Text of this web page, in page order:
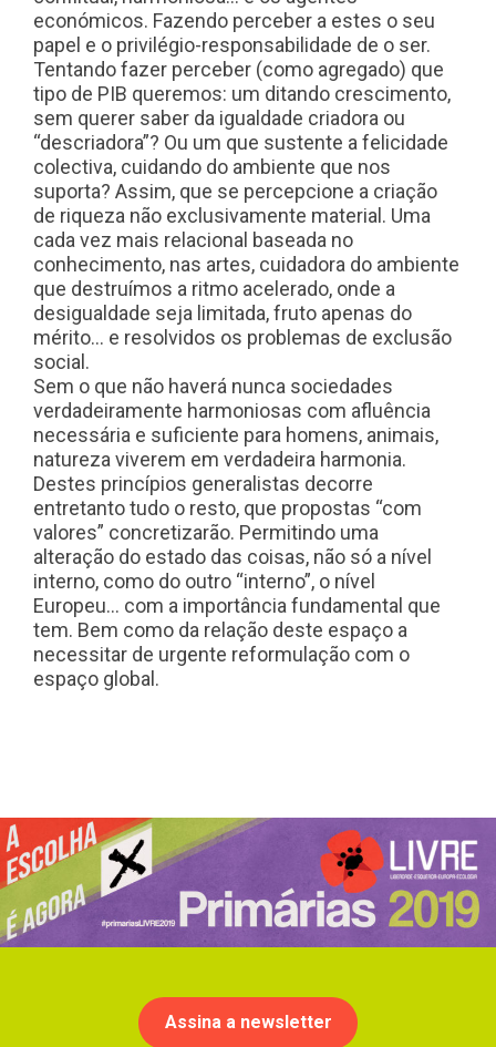
económicos. Fazendo perceber a estes o seu
papel e o privilégio-responsabilidade de o ser.
Tentando fazer perceber (como agregado) que
tipo de PIB queremos: um ditando crescimento,
sem querer saber da igualdade criadora ou
“descriadora”? Ou um que sustente a felicidade
colectiva, cuidando do ambiente que nos
suporta? Assim, que se percepcione a criação
de riqueza não exclusivamente material. Uma
cada vez mais relacional baseada no
conhecimento, nas artes, cuidadora do ambiente
que destruímos a ritmo acelerado, onde a
desigualdade seja limitada, fruto apenas do
mérito… e resolvidos os problemas de exclusão
social.
Sem o que não haverá nunca sociedades
verdadeiramente harmoniosas com afluência
necessária e suficiente para homens, animais,
natureza viverem em verdadeira harmonia.
Destes princípios generalistas decorre
entretanto tudo o resto, que propostas “com
valores” concretizarão. Permitindo uma
alteração do estado das coisas, não só a nível
interno, como do outro “interno”, o nível
Europeu… com a importância fundamental que
tem. Bem como da relação deste espaço a
necessitar de urgente reformulação com o
espaço global.
Assina a newsletter